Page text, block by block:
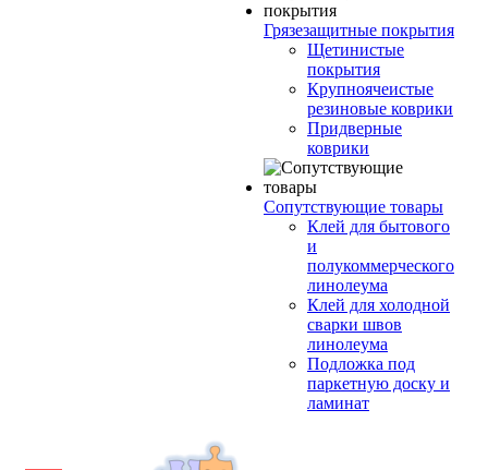
Грязезащитные покрытия
Щетинистые
покрытия
Крупноячеистые
резиновые коврики
Придверные
коврики
Сопутствующие товары
Клей для бытового
и
полукоммерческого
линолеума
Клей для холодной
сварки швов
линолеума
Подложка под
паркетную доску и
ламинат